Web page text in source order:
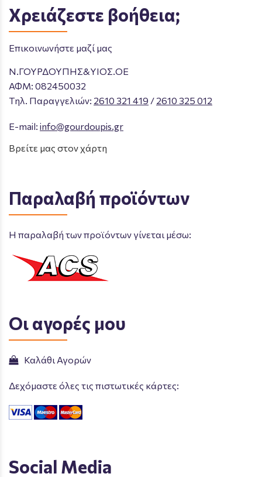
Χρειάζεστε βοήθεια;
Επικοινωνήστε μαζί μας
Ν.ΓΟΥΡΔΟΥΠΗΣ&ΥΙΟΣ.ΟΕ
ΑΦΜ: 082450032
Tηλ. Παραγγελιών: 2610 321 419 / 2610 325 012
E-mail: info@gourdoupis.gr
Βρείτε μας στον χάρτη
Παραλαβή προϊόντων
Η παραλαβή των προϊόντων γίνεται μέσω:
Οι αγορές μου
Καλάθι Αγορών
Δεχόμαστε όλες τις πιστωτικές κάρτες:
Social Media